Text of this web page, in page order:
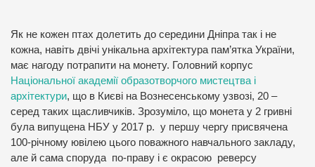
Як не кожен птах долетить до середини Дніпра так і не
кожна, навіть двічі унікальна архітектура пам’ятка України,
має нагоду потрапити на монету. Головний корпус
Національної академії образотворчого мистецтва і
архітектури, що в Києві на Вознесенському узвозі, 20 –
серед таких щасливчиків. Зрозуміло, що монета у 2 гривні
була випущена НБУ у 2017 р. у першу чергу присвячена
100-річному ювілею цього поважного навчального закладу,
але й сама споруда по-праву і є окрасою реверсу